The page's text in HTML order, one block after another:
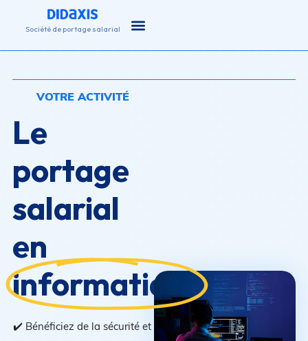
Société de portage salarial
VOTRE ACTIVITÉ
Le
portage
salarial
en
informatique
✔️ Bénéficiez de la sécurité et